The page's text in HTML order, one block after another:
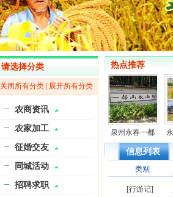
请选择分类
关闭所有分类 展开所有分类
农商资讯
农家加工
征婚交友
同城活动
招聘求职
热点推荐
泉州永春一都
信息列表
类别
[行游记]